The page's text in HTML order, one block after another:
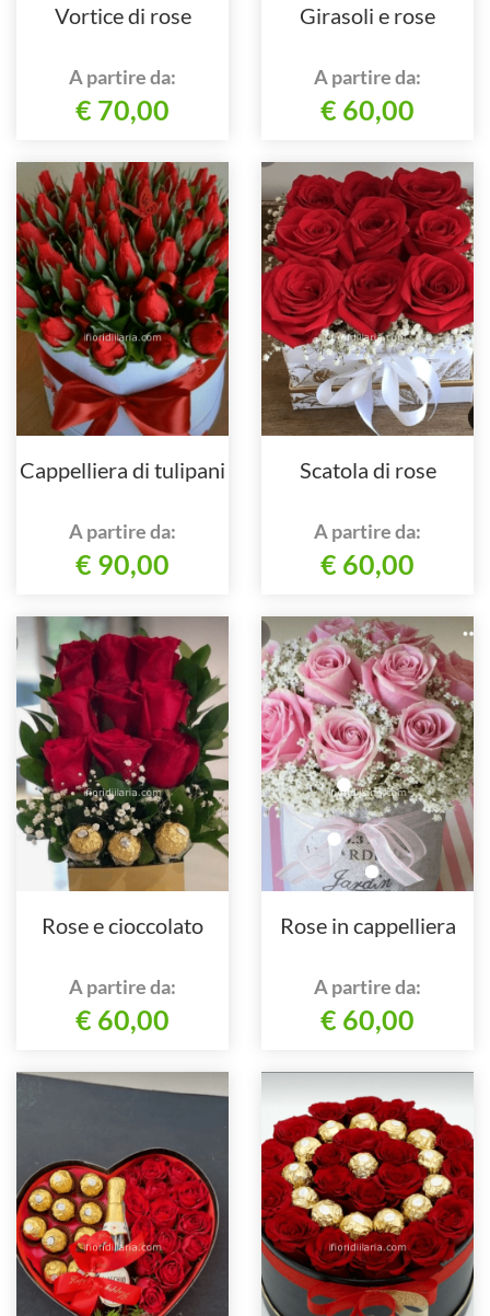
Vortice di rose
A partire da:
€ 70,00
Girasoli e rose
A partire da:
€ 60,00
Cappelliera di tulipani
A partire da:
€ 90,00
Scatola di rose
A partire da:
€ 60,00
Rose e cioccolato
A partire da:
€ 60,00
Rose in cappelliera
A partire da:
€ 60,00